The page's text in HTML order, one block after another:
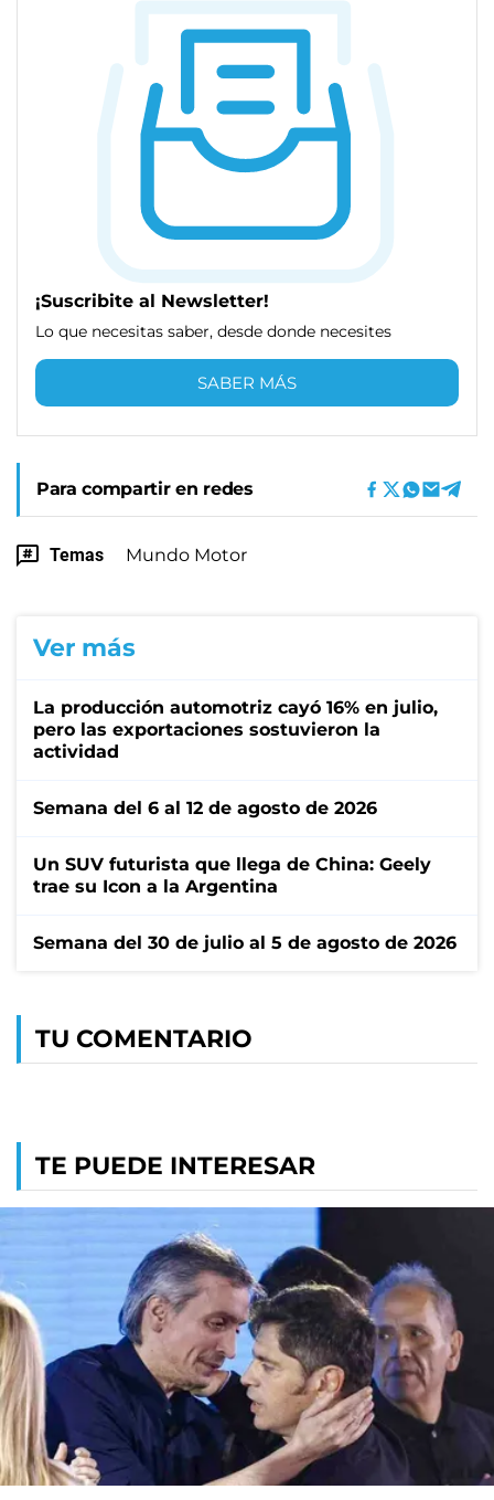
¡Suscribite al Newsletter!
Lo que necesitas saber, desde donde necesites
SABER MÁS
Para compartir en redes
Temas Mundo Motor
Ver más
La producción automotriz cayó 16% en julio,
pero las exportaciones sostuvieron la
actividad
Semana del 6 al 12 de agosto de 2026
Un SUV futurista que llega de China: Geely
trae su Icon a la Argentina
Semana del 30 de julio al 5 de agosto de 2026
TU COMENTARIO
TE PUEDE INTERESAR